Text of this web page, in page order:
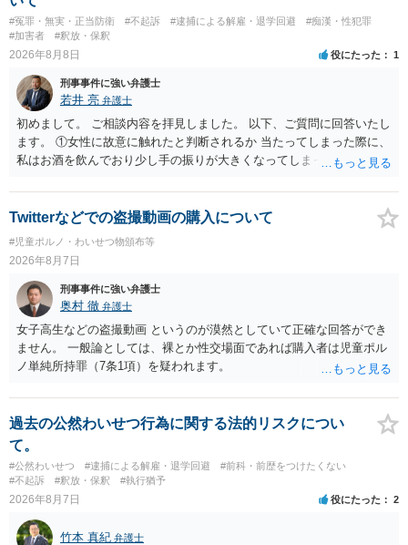
#冤罪・無実・正当防衛 #不起訴 #逮捕による解雇・退学回避
#痴漢・性犯罪
#加害者
#釈放・保釈
2026年8月8日 役にたった 1
刑事事件に強い弁護士
若井 亮 弁護士
初めまして。 ご相談内容を拝見しました。 以下、ご質問に回答いたし
ます。 ①女性に故意に触れたと判断されるか 当たってしまった際に、
私はお酒を飲んでおり少し手の振りが大きくなってしまっていたこと
いた場合、故意だと判定されやすいのでしょうか？ お伺いする限り、
故意があると判断されることは無いかと思います。 ②逮捕、呼び出し
捕、呼び出しされる可能性はどれほどでしょうか？ 誤って当たってし
まっただけであり、さらにその場で女性等のアクションが無かったこ
とからすると、この後に呼び出される可能性は極めて低いと思いま
す。 ③逮捕呼び出しまでの期間 大体どれほどの期間逮捕呼び出しの可
能性があると考えれば良いのでしょうか？ 逮捕や呼び出しの可能性は
極めて低いと思います。 連絡が来ることはないでしょう。
Twitterなどでの盗撮動画の購入について
#児童ポルノ・わいせつ物頒布等
2026年8月7日
刑事事件に強い弁護士
奥村 徹 弁護士
女子高生などの盗撮動画 というのが漠然としていて正確な回答ができ
ません。 一般論としては、裸とか性交場面であれば購入者は児童ポル
ノ単純所持罪（7条1項）を疑われます。
過去の公然わいせつ行為に関する法的リスクについ
て。
#公然わいせつ #逮捕による解雇・退学回避
#前科・前歴をつけたくない
#不起訴
#釈放・保釈 #執行猶予
2026年8月7日 役にたった 2
竹本 真紀 弁護士